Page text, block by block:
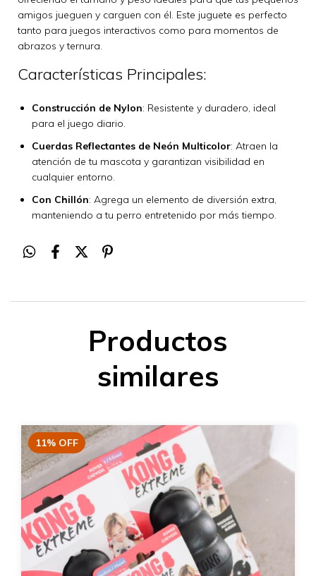
amigos jueguen y carguen con él. Este juguete es perfecto
tanto para juegos interactivos como para momentos de
abrazos y ternura.
Características Principales:
Construcción de Nylon: Resistente y duradero, ideal
para el juego diario.
Cuerdas Reflectantes de Neón Multicolor: Atraen la
atención de tu mascota y garantizan visibilidad en
cualquier entorno.
Con Chillón: Agrega un elemento de diversión extra,
manteniendo a tu perro entretenido por más tiempo.
Productos
similares
11% OFF